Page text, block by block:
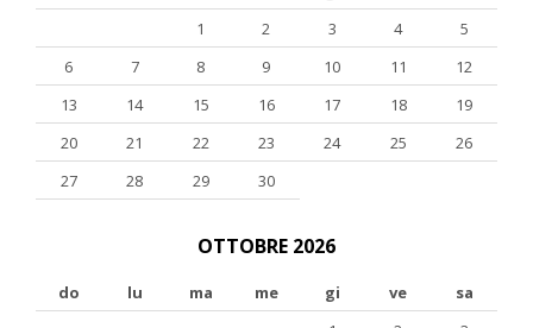
1
2 3 4
5
6
7 8 9 10 11
12
13
14 15 16 17 18
19
20
21 22 23 24 25
26
27
28 29 30
OTTOBRE 2026
do lu ma me gi ve
sa